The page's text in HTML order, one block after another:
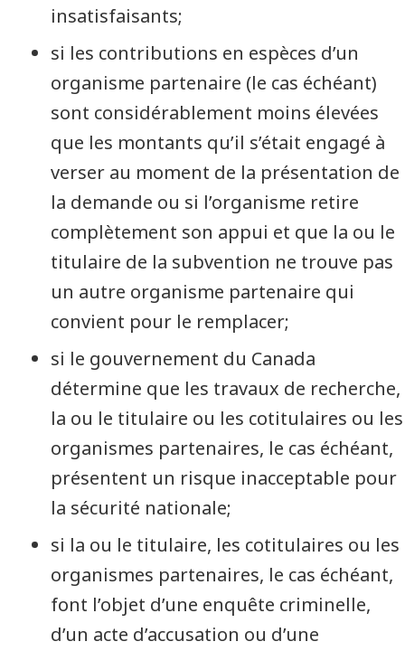
insatisfaisants;
si les contributions en espèces d’un
organisme partenaire (le cas échéant)
sont considérablement moins élevées
que les montants qu’il s’était engagé à
verser au moment de la présentation de
la demande ou si l’organisme retire
complètement son appui et que la ou le
titulaire de la subvention ne trouve pas
un autre organisme partenaire qui
convient pour le remplacer;
si le gouvernement du Canada
détermine que les travaux de recherche,
la ou le titulaire ou les cotitulaires ou les
organismes partenaires, le cas échéant,
présentent un risque inacceptable pour
la sécurité nationale;
si la ou le titulaire, les cotitulaires ou les
organismes partenaires, le cas échéant,
font l’objet d’une enquête criminelle,
d’un acte d’accusation ou d’une